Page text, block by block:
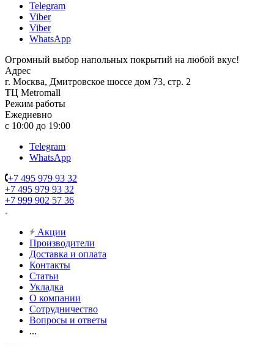
Telegram
Viber
Viber
WhatsApp
Огромный выбор напольных покрытий на любой вкус!
Адрес
г. Москва, Дмитровское шоссе дом 73, стр. 2
ТЦ Metromall
Режим работы
Ежедневно
с 10:00 до 19:00
Telegram
WhatsApp
+7 495 979 93 32
+7 495 979 93 32
+7 999 902 57 36
Акции
Производители
Доставка и оплата
Контакты
Статьи
Укладка
О компании
Сотрудничество
Вопросы и ответы
...